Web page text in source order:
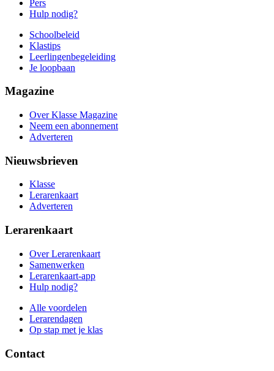
Pers
Hulp nodig?
Schoolbeleid
Klastips
Leerlingen­begeleiding
Je loopbaan
Magazine
Over Klasse Magazine
Neem een abonnement
Adverteren
Nieuwsbrieven
Klasse
Lerarenkaart
Adverteren
Lerarenkaart
Over Lerarenkaart
Samenwerken
Lerarenkaart-app
Hulp nodig?
Alle voordelen
Lerarendagen
Op stap met je klas
Contact